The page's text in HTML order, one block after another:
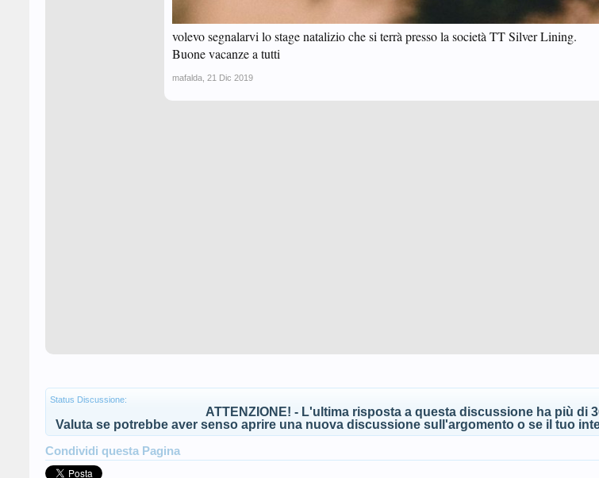
volevo segnalarvi lo stage natalizio che si terrà presso la società TT Silver Lining.
Buone vacanze a tutti
mafalda 21 Dic 2019
Status Discussione:
ATTENZIONE! - L'ultima risposta a questa discussione ha più di
Valuta se potrebbe aver senso aprire una nuova discussione sull'argomento o se il tuo
Condividi questa Pagina